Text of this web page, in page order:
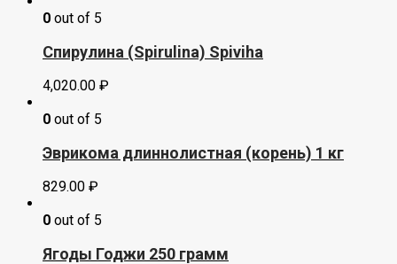
0 out of 5
Спирулина (Spirulina) Spiviha
4,020.00 ₽
0 out of 5
Эврикома длиннолистная (корень) 1 кг
829.00 ₽
0 out of 5
Ягоды Годжи 250 грамм